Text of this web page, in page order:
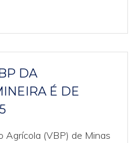
DA
É DE
Agrícola (VBP) de Minas